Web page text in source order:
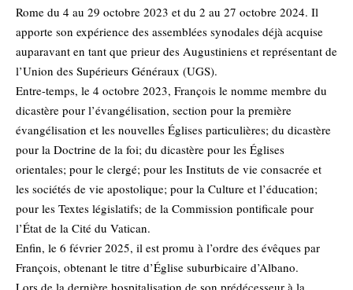
Rome du 4 au 29 octobre 2023 et du 2 au 27 octobre 2024. Il
apporte son expérience des assemblées synodales déjà acquise
auparavant en tant que prieur des Augustiniens et représentant de
l’Union des Supérieurs Généraux (UGS).
Entre-temps, le 4 octobre 2023, François le nomme membre du
dicastère pour l’évangélisation, section pour la première
évangélisation et les nouvelles Églises particulières; du dicastère
pour la Doctrine de la foi; du dicastère pour les Églises
orientales; pour le clergé; pour les Instituts de vie consacrée et
les sociétés de vie apostolique; pour la Culture et l’éducation;
pour les Textes législatifs; de la Commission pontificale pour
l’État de la Cité du Vatican.
Enfin, le 6 février 2025, il est promu à l’ordre des évêques par
François, obtenant le titre d’Église suburbicaire d’Albano.
Lors de la dernière hospitalisation de son prédécesseur à la